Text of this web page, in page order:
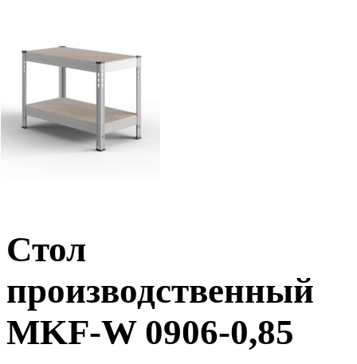
Стол
производственный
MKF-W 0906-0,85